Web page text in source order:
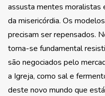
assusta mentes moralistas
da misericórdia. Os
precisam ser repensados.
torna-se fundamental
são negociados pelo
a Igreja, como sal e
deste novo mundo que